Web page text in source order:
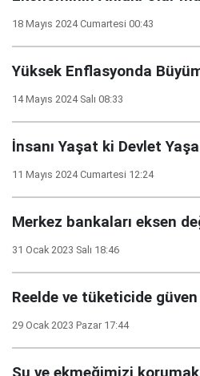
18 Mayıs 2024 Cumartesi 00:43
Yüksek Enflasyonda
14 Mayıs 2024 Salı 08:33
İnsanı Yaşat ki Devlet
11 Mayıs 2024 Cumartesi 12:24
Merkez bankaları eksen
31 Ocak 2023 Salı 18:46
Reelde ve tüketicide
29 Ocak 2023 Pazar 17:44